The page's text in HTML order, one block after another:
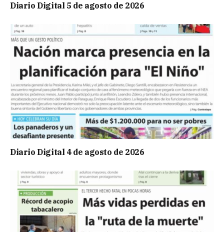
Diario Digital 5 de agosto de 2026
Diario Digital 4 de agosto de 2026